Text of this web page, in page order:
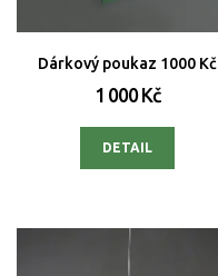
Dárkový poukaz 1000 Kč
1 000 Kč
DETAIL